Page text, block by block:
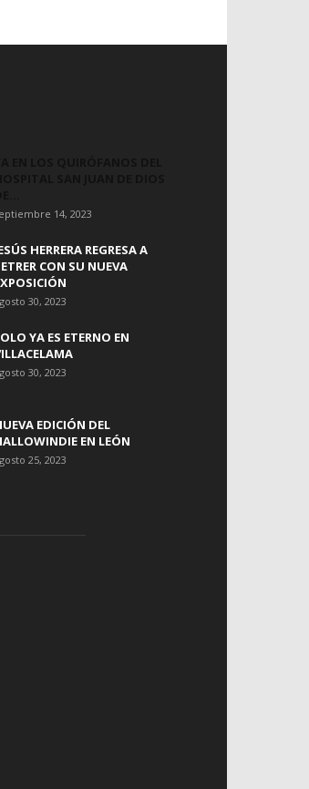
14, 2023
HERRERA REGRESA A
CON SU NUEVA
30, 2023
YA ES ETERNO EN
30, 2023
EDICIÓN DEL
EN LEÓN
25, 2023